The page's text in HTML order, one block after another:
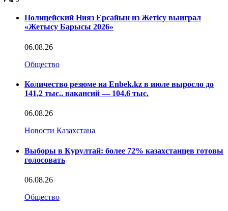
Полицейский Нияз Ерсайын из Жетісу выиграл
«Жетысу Барысы 2026»
06.08.26
Общество
Количество резюме на Enbek.kz в июле выросло до
141,2 тыс., вакансий — 104,6 тыс.
06.08.26
Новости Казахстана
Выборы в Курултай: более 72% казахстанцев готовы
голосовать
06.08.26
Общество